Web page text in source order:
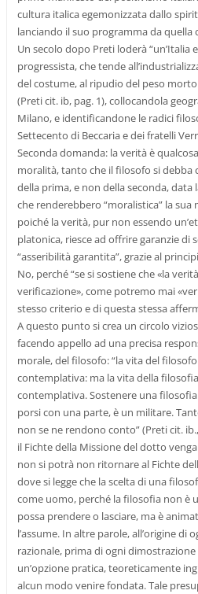
cultura italica egemonizzata dallo
lanciando il suo programma da quella
Un secolo dopo Preti loderà “un’Italia
progressista, che tende
del costume, al ripudio del peso
(Preti cit. ib, pag. 1), collocandola
Milano, e identificandone le radici
Settecento di Beccaria e dei fratelli
Seconda domanda: la verità è
moralità, tanto che il filosofo si debba
della prima, e non della seconda,
che renderebbero “moralistica” la sua
poiché la verità, pur non essendo
platonica, riesce ad offrire garanzie di
“asseribilità garantita”, grazie al
No, perché “se si sostiene che «la
verificazione», come potremo mai
stesso criterio e di questa stessa
A questo punto si crea un circolo
facendo appello ad una precisa
morale, del filosofo: “la vita del
contemplativa: ma la vita della
contemplativa. Sostenere una
porsi con una parte, è un militare.
non se ne rendono conto” (Preti cit.
il Fichte della Missione del dotto
non si potrà non ritornare al Fichte
dove si legge che la scelta di una
come uomo, perché la filosofia non è
possa prendere o lasciare, ma è
l’assume. In altre parole, all’origine di
razionale, prima di ogni
un’opzione pratica, teoreticamente
alcun modo venire fondata. Tale